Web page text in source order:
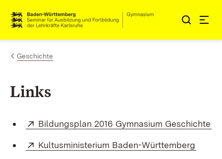
Zum Inhalt springen
Link zur Startseite
Geschichte
Links
Extern:
Bildungsplan 2016 Gymnasium Geschichte
Extern:
Kultusministerium Baden-Württemberg